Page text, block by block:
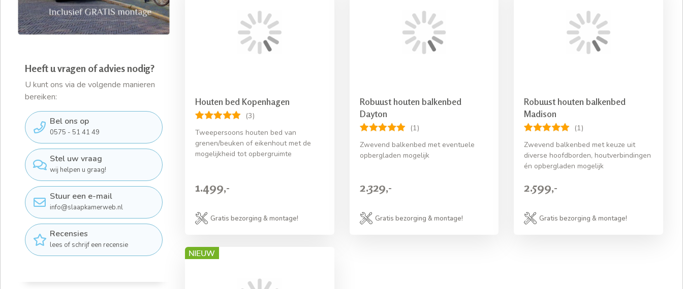
Heeft u vragen of advies nodig?
U kunt ons via de volgende manieren
bereiken:
Bel ons op
0575 - 51 41 49
Stel uw vraag
wij helpen u graag!
Stuur een e-mail
info@slaapkamerweb.nl
Recensies
lees of schrijf een recensie
Houten bed Kopenhagen
(3)
Tweepersoons houten bed van
grenen/beuken of eikenhout met de
mogelijkheid tot opbergruimte
1.499,-
Gratis bezorging & montage!
Robuust houten balkenbed
Dayton
(1)
Zwevend balkenbed met eventuele
opbergladen mogelijk
2.329,-
Gratis bezorging & montage!
Robuust houten balkenbed
Madison
(1)
Zwevend balkenbed met keuze uit
diverse hoofdborden, houtverbindingen
én opbergladen mogelijk
2.599,-
Gratis bezorging & montage!